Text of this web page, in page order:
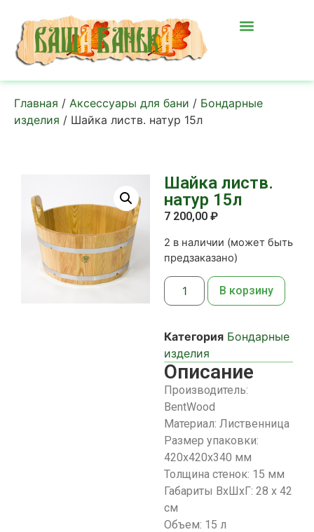
Главная / Аксессуары для бани / Бондарные
изделия / Шайка листв. натур 15л
Шайка листв.
натур 15л
7 200,00 ₽
2 в наличии (может быть
предзаказано)
В корзину
Категория Бондарные
изделия
Описание
Производитель:
BentWood
Материал: Лиственница
Размер упаковки:
420х420х340 мм
Толщина стенок: 15 мм
Габариты ВхШхГ: 28 х 42
см
Объем: 15 л